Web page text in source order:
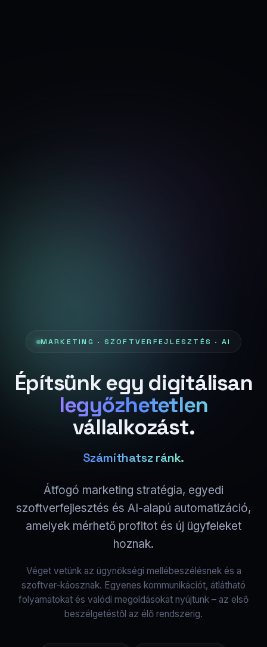
MARKETING · SZOFTVERFEJLESZTÉS · AI
Építsünk egy digitálisan
legyőzhetetlen
vállalkozást.
Számíthatsz ránk.
Átfogó marketing stratégia, egyedi
szoftverfejlesztés és AI-alapú automatizáció,
amelyek mérhető profitot és új ügyfeleket
hoznak.
Véget vetünk az ügynökségi mellébeszélésnek és a
szoftver-káosznak. Egyenes kommunikációt, átlátható
folyamatokat és valódi megoldásokat nyújtunk – az első
beszélgetéstől az élő rendszerig.